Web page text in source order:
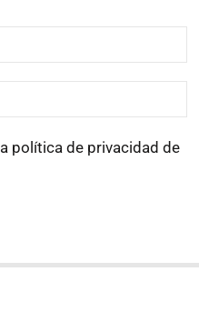
política de privacidad de